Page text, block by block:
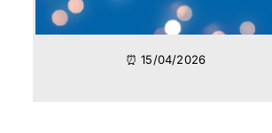
⏰ 15/04/2026